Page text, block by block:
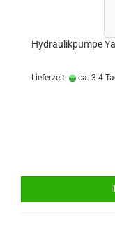
Hydraulikpumpe
Lieferzeit: ca. 3-4